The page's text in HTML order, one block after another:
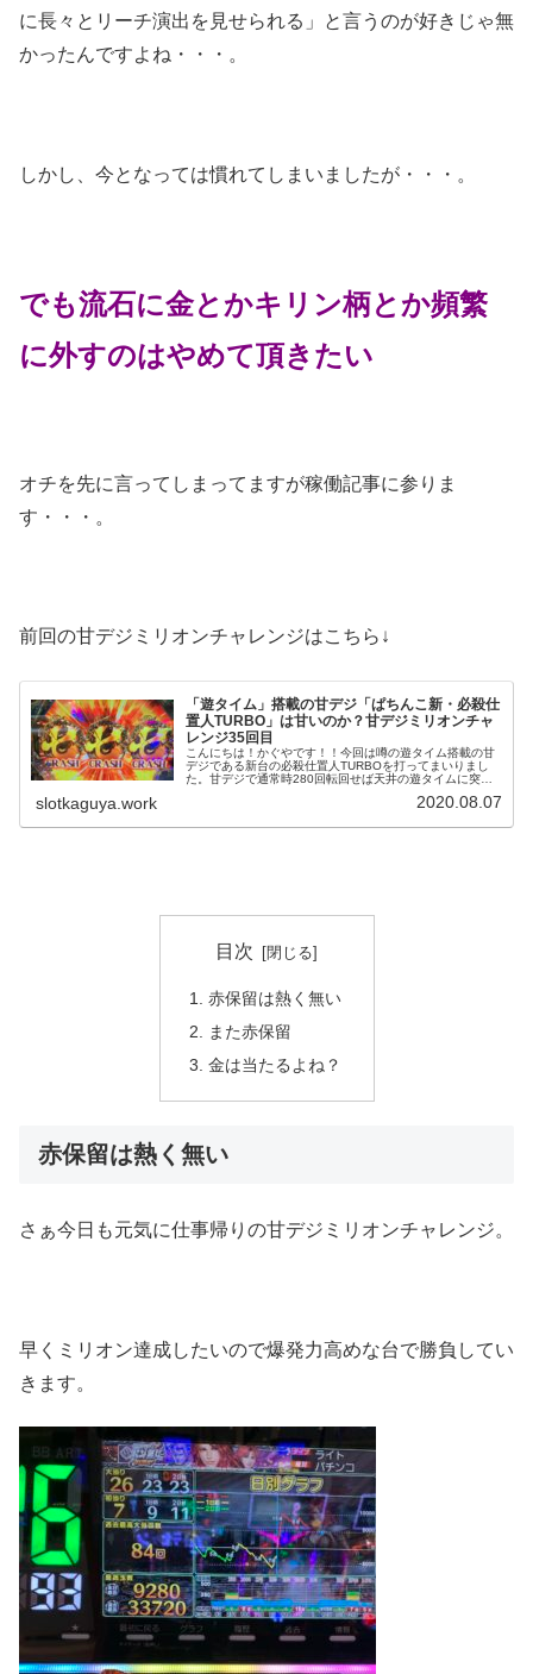
に長々とリーチ演出を見せられる」と言うのが好きじゃ無
かったんですよね・・・。
しかし、今となっては慣れてしまいましたが・・・。
でも流石に金とかキリン柄とか頻繁
に外すのはやめて頂きたい
オチを先に言ってしまってますが稼働記事に参りま
す・・・。
前回の甘デジミリオンチャレンジはこちら↓
「遊タイム」搭載の甘デジ「ぱちんこ新・必殺仕
置人TURBO」は甘いのか？甘デジミリオンチャ
レンジ35回目
こんにちは！かぐやです！！今回は噂の遊タイム搭載の甘
デジである新台の必殺仕置人TURBOを打ってまいりまし
た。甘デジで通常時280回転回せば天井の遊タイムに突
slotkaguya.work 2020.08.07
目次
赤保留は熱く無い
また赤保留
金は当たるよね？
赤保留は熱く無い
さぁ今日も元気に仕事帰りの甘デジミリオンチャレンジ。
早くミリオン達成したいので爆発力高めな台で勝負してい
きます。